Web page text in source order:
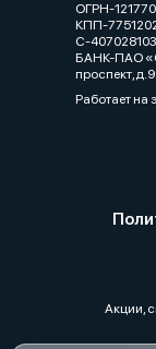
ОГРН-
КПП-
С-
БАНК-ПАО
Работает на
Акции,